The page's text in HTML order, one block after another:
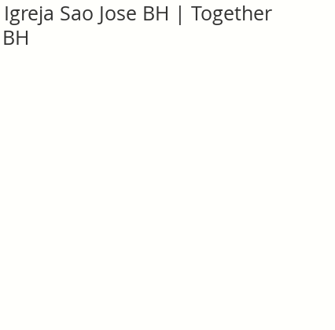
Sao Jose BH | Together